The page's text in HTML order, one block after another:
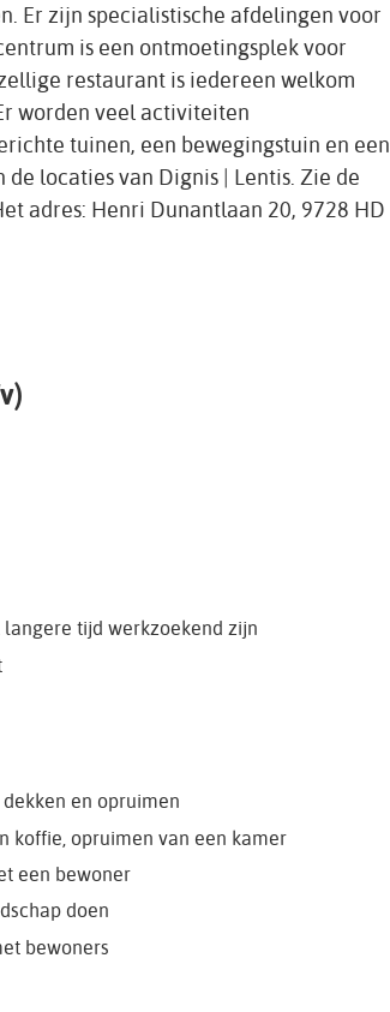
Er zijn specialistische afdelingen voor
is een ontmoetingsplek voor
restaurant is iedereen welkom
worden veel activiteiten
tuinen, een bewegingstuin en een
locaties van Dignis | Lentis. Zie de
adres: Henri Dunantlaan 20, 9728 HD
tijd werkzoekend zijn
en opruimen
koffie, opruimen van een kamer
een bewoner
doen
bewoners